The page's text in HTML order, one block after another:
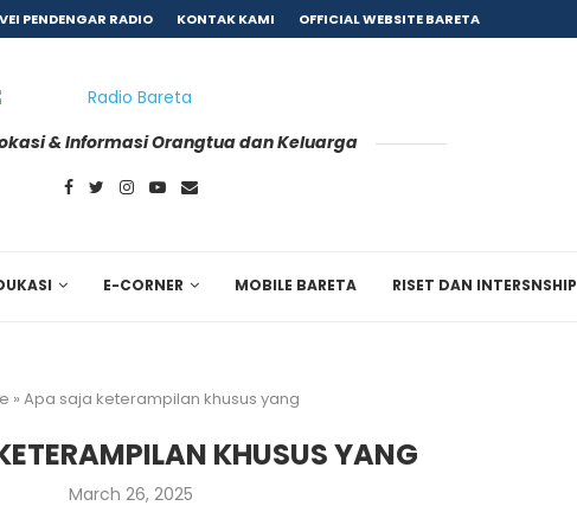
REHABILITASI, BARETA GANDENG...
PENDENGAR RADIO KONTAK KAMI OFFICIAL WEBSITE BARETA
& Informasi Orangtua dan Keluarga
E-CORNER MOBILE BARETA RISET DAN INTERSNSHIP
» Apa saja keterampilan khusus yang
KHUSUS YANG
March 26, 2025